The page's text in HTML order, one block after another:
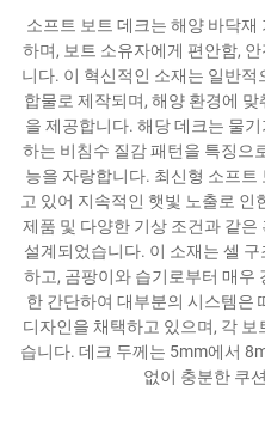
소프트 보트 데크는 해양 바닥
하며, 보트 소유자에게 편안함,
니다. 이 혁신적인 소재는 일반적
합물로 제작되며, 해양 환경에
을 제공합니다. 해당 데크는 물
하는 비침수 질감 패턴을 특징으
능을 자랑합니다. 최신형 소프
고 있어 지속적인 햇빛 노출로 인
제품 및 다양한 기상 조건과 같
설계되었습니다. 이 소재는 셀
하고, 곰팡이와 습기로부터 매우
한 간단하여 대부분의 시스템은
디자인을 채택하고 있으며, 각
습니다. 데크 두께는 5mm에서
없이 충분한 쿠